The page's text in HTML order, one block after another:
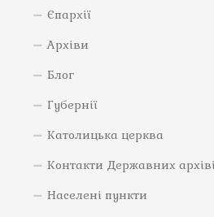
Єпархії
Архіви
Блог
Губернії
Католицька церква
Контакти Державних
Населені пункти